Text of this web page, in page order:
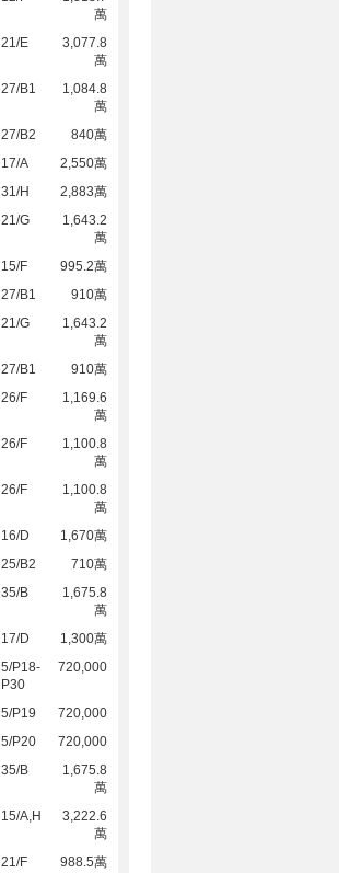
萬
21/E
3,077.8
萬
27/B1
1,084.8
萬
27/B2
840萬
17/A
2,550萬
31/H
2,883萬
21/G
1,643.2
萬
15/F
995.2萬
27/B1
910萬
21/G
1,643.2
萬
27/B1
910萬
26/F
1,169.6
萬
26/F
1,100.8
萬
26/F
1,100.8
萬
16/D
1,670萬
25/B2
710萬
35/B
1,675.8
萬
17/D
1,300萬
5/P18-
P30
720,000
5/P19
720,000
5/P20
720,000
35/B
1,675.8
萬
15/A,H
3,222.6
萬
21/F 988.5萬